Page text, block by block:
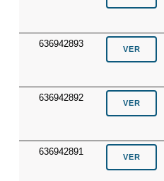
636942893
636942892
636942891